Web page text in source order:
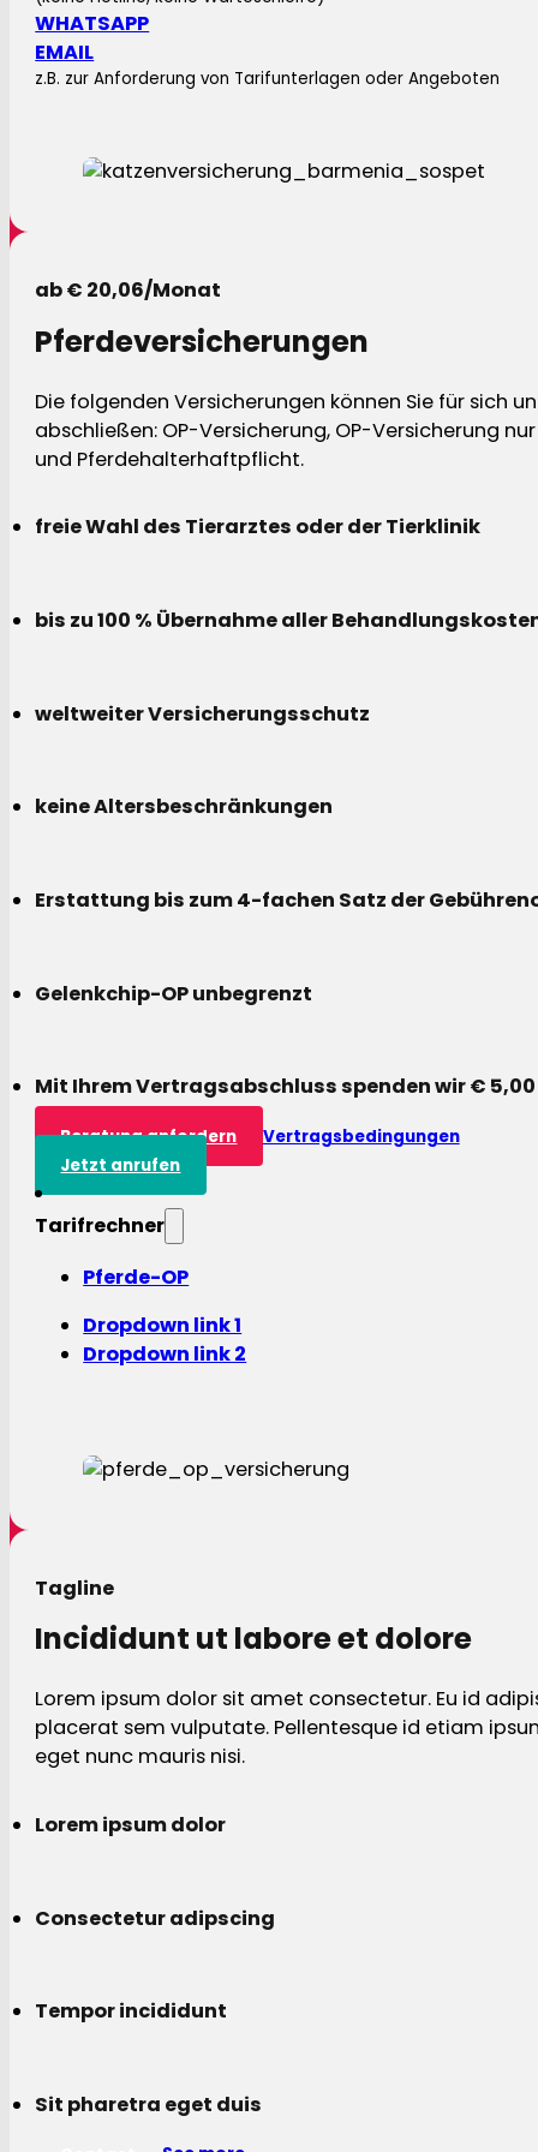
WHATSAPP
EMAIL
z.B. zur Anforderung von Tarifunterlagen oder Angeboten
ab € 20,06/Monat
Pferdeversicherungen
Die folgenden Versicherungen können Sie für sich
abschließen: OP-Versicherung, OP-Versicherung
und Pferdehalterhaftpflicht.
freie Wahl des Tierarztes oder der Tierklinik
bis zu 100 % Übernahme aller
weltweiter Versicherungsschutz
keine Altersbeschränkungen
Erstattung bis zum 4-fachen Satz der
Gelenkchip-OP unbegrenzt
Mit Ihrem Vertragsabschluss spenden wir €
Beratung anfordern
Vertragsbedingungen
Jetzt anrufen
Tarifrechner
Pferde-OP
Dropdown link 1
Dropdown link 2
Tagline
Incididunt ut labore et dolore
Lorem ipsum dolor sit amet consectetur. Eu id
placerat sem vulputate. Pellentesque id etiam
eget nunc mauris nisi.
Lorem ipsum dolor
Consectetur adipscing
Tempor incididunt
Sit pharetra eget duis